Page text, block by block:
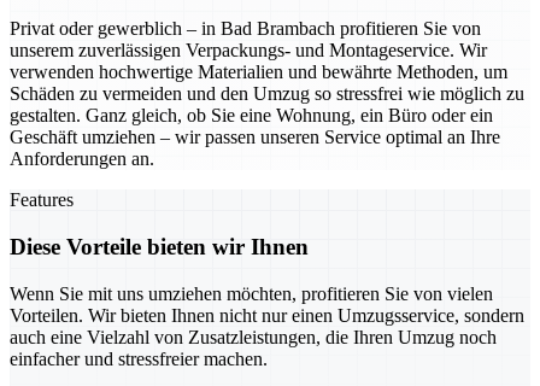
Privat oder gewerblich – in Bad Brambach profitieren Sie von
unserem zuverlässigen Verpackungs- und Montageservice. Wir
verwenden hochwertige Materialien und bewährte Methoden, um
Schäden zu vermeiden und den Umzug so stressfrei wie möglich zu
gestalten. Ganz gleich, ob Sie eine Wohnung, ein Büro oder ein
Geschäft umziehen – wir passen unseren Service optimal an Ihre
Anforderungen an.
Features
Diese Vorteile bieten wir Ihnen
Wenn Sie mit uns umziehen möchten, profitieren Sie von vielen
Vorteilen. Wir bieten Ihnen nicht nur einen Umzugsservice, sondern
auch eine Vielzahl von Zusatzleistungen, die Ihren Umzug noch
einfacher und stressfreier machen.